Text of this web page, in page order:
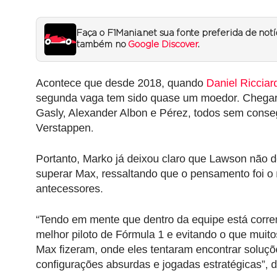
Faça o F1Mania.net sua fonte preferida de
também no Google Discover.
Acontece que desde 2018, quando Daniel
segunda vaga tem sido quase um moedor.
Gasly, Alexander Albon e Pérez, todos sem
Verstappen.
Portanto, Marko já deixou claro que Lawson não
superar Max, ressaltando que o pensamento foi
antecessores.
“Tendo em mente que dentro da equipe está
melhor piloto de Fórmula 1 e evitando o que
Max fizeram, onde eles tentaram encontrar
configurações absurdas e jogadas estratégicas”,